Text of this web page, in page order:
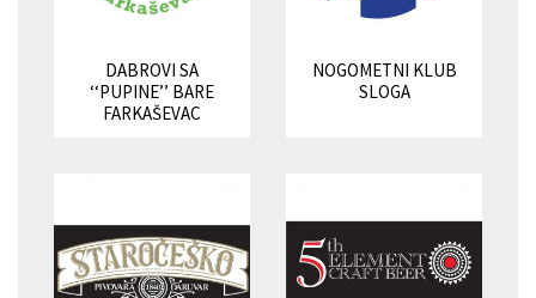
DABROVI SA
‘‘PUPINE’’ BARE
FARKAŠEVAC
NOGOMETNI KLUB
SLOGA